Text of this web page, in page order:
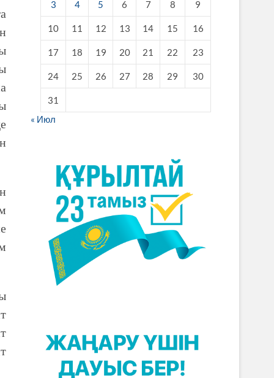
3 4 5 6 7 8 9
10 11 12 13 14 15 16
17 18 19 20 21 22 23
24 25 26 27 28 29 30
31
« Июл